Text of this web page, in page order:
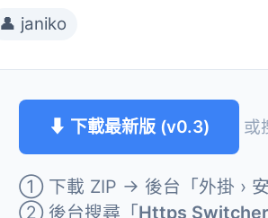
👤 janiko
⬇ 下載最新版 (v0.3) 或
① 下載 ZIP → 後台「外掛 › 安
② 後台搜尋「Https Switcher